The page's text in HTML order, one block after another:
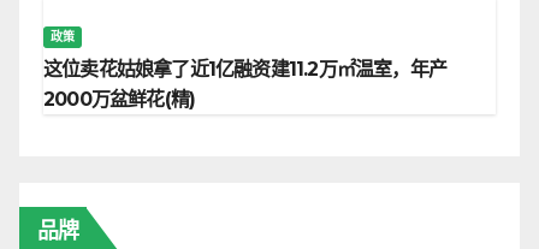
政策
这位卖花姑娘拿了近1亿融资建11.2万㎡温室，年产
2000万盆鲜花(精)
品牌